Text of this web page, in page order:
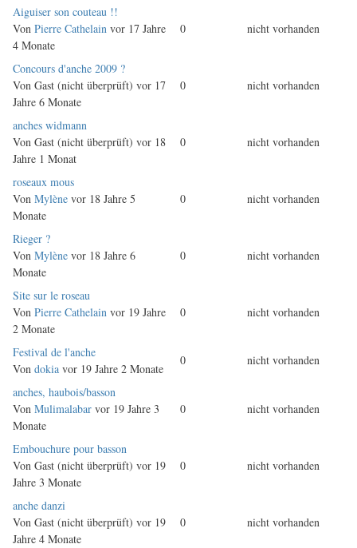
Normales
Thema
Aiguiser son couteau !!
Von Pierre Cathelain vor 17 Jahre
4 Monate
0 nicht vorhanden
Normales
Thema
Concours d'anche 2009 ?
Von Gast (nicht überprüft) vor 17
Jahre 6 Monate
0 nicht vorhanden
Normales
Thema
anches widmann
Von Gast (nicht überprüft) vor 18
Jahre 1 Monat
0 nicht vorhanden
Normales
Thema
roseaux mous
Von Mylène vor 18 Jahre 5
Monate
0 nicht vorhanden
Normales
Thema
Rieger ?
Von Mylène vor 18 Jahre 6
Monate
0 nicht vorhanden
Normales
Thema
Site sur le roseau
Von Pierre Cathelain vor 19 Jahre
2 Monate
0 nicht vorhanden
Normales
Thema
Festival de l'anche
Von dokia vor 19 Jahre 2 Monate
0 nicht vorhanden
Normales
Thema
anches, haubois/basson
Von Mulimalabar vor 19 Jahre 3
Monate
0 nicht vorhanden
Normales
Thema
Embouchure pour basson
Von Gast (nicht überprüft) vor 19
Jahre 3 Monate
0 nicht vorhanden
Normales
Thema
anche danzi
Von Gast (nicht überprüft) vor 19
Jahre 4 Monate
0 nicht vorhanden